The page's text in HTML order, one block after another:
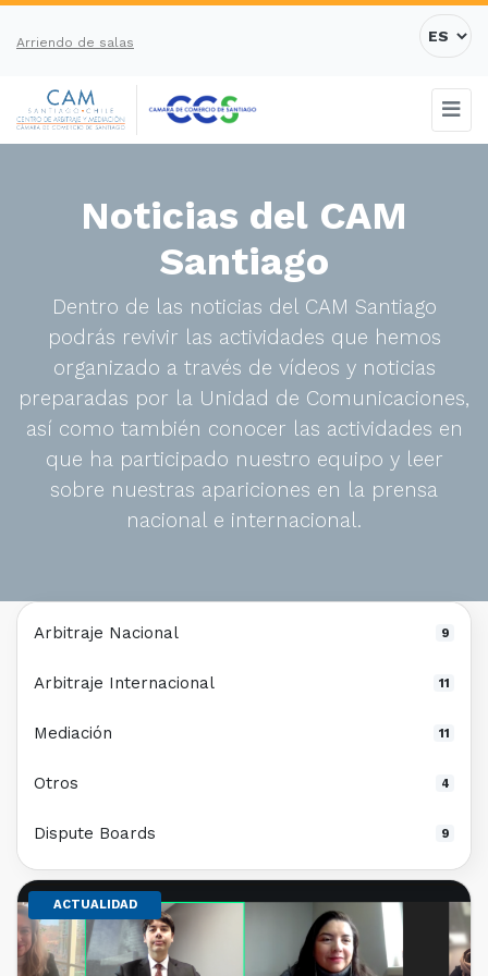
Arriendo de salas
Noticias del CAM
Santiago
Dentro de las noticias del CAM Santiago
podrás revivir las actividades que hemos
organizado a través de vídeos y noticias
preparadas por la Unidad de Comunicaciones,
así como también conocer las actividades en
que ha participado nuestro equipo y leer
sobre nuestras apariciones en la prensa
nacional e internacional.
ACTUALIDAD
Arbitraje Nacional 9
Arbitraje Internacional 11
Mediación 11
Otros 4
Dispute Boards 9